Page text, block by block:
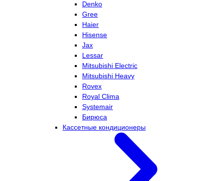
Denko
Gree
Haier
Hisense
Jax
Lessar
Mitsubishi Electric
Mitsubishi Heavy
Rovex
Royal Clima
Systemair
Бирюса
Кассетные кондиционеры